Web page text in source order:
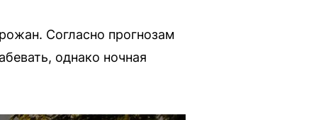
Согласно прогнозам
однако ночная